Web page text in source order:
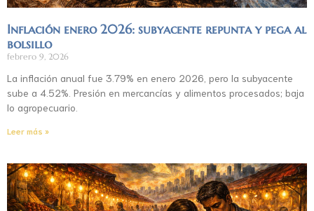
Inflación enero 2026: subyacente repunta y pega al
bolsillo
febrero 9, 2026
La inflación anual fue 3.79% en enero 2026, pero la subyacente
sube a 4.52%. Presión en mercancías y alimentos procesados; baja
lo agropecuario.
Leer más »